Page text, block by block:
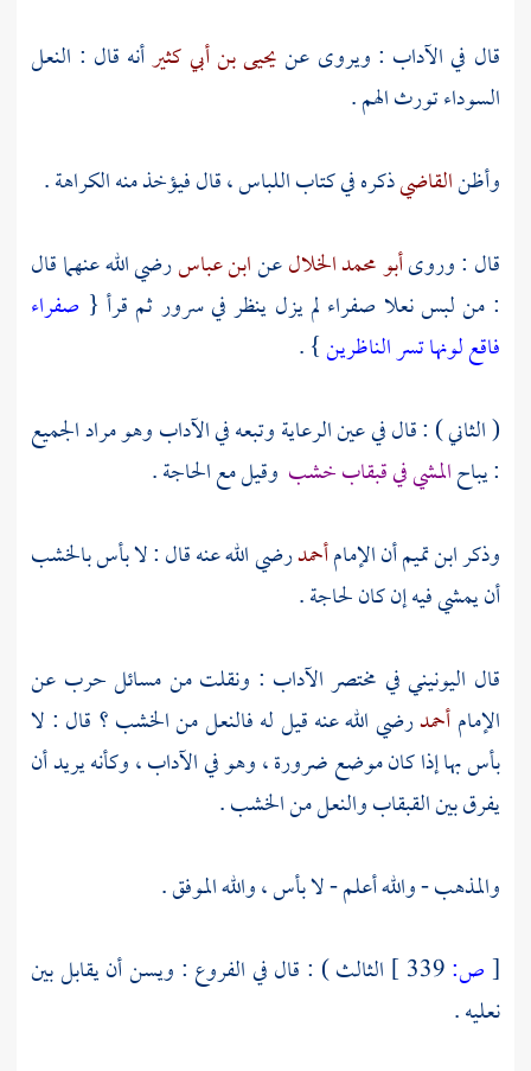
قال في الآداب : ويروى عنيحيى بن أبي كثيرأنه قال : النعل
السوداء تورث الهم .
وأظنالقاضيذكره في كتاب اللباس ، قال فيؤخذ منه الكراهة .
قال : وروىأبو محمد الخلالعنابن عباسرضي الله عنهما قال
: من لبس نعلا صفراء لم يزل ينظر في سرور ثم قرأ { صفراء
فاقع لونها تسر الناظرين} .
( الثاني ) : قال في عين الرعاية وتبعه في الآداب وهو مراد الجميع
: يباحالمشي في قبقاب خشب وقيل مع الحاجة .
وذكرابن تميمأن الإمامأحمدرضي الله عنه قال : لا بأس بالخشب
أن يمشي فيه إن كان لحاجة .
قال اليونينيفي مختصر الآداب : ونقلت من مسائلحرب عن
الإمامأحمدرضي الله عنه قيل له فالنعل من الخشب ؟ قال : لا
بأس بها إذا كان موضع ضرورة ، وهو في الآداب ، وكأنه يريد أن
يفرق بين القبقاب والنعل من الخشب .
والمذهب - والله أعلم - لا بأس ، والله الموفق .
[ص:
الثالث ) : قال في الفروع : ويسن أن يقابل بين
نعليه .